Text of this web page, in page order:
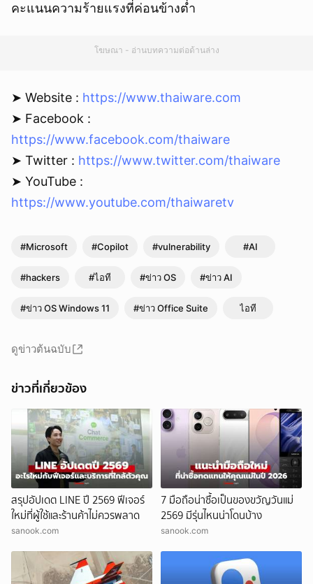
คะแนนความร้ายแรงที่ค่อนข้างต่ำ
โฆษณา - อ่านบทความต่อด้านล่าง
➤ Website : https://www.thaiware.com
➤ Facebook :
https://www.facebook.com/thaiware
➤ Twitter : https://www.twitter.com/thaiware
➤ YouTube :
https://www.youtube.com/thaiwaretv
#Microsoft #Copilot #vulnerability #AI
#hackers #ไอที #ข่าว OS #ข่าว AI
#ข่าว OS Windows 11 #ข่าว Office Suite ไอที
ดูข่าวต้นฉบับ
ข่าวที่เกี่ยวข้อง
สรุปอัปเดต LINE ปี 2569 ฟีเจอร์
ใหม่ที่ผู้ใช้และร้านค้าไม่ควรพลาด
sanook.com
7 มือถือน่าซื้อเป็นของขวัญวันแม่
2569 มีรุ่นไหนน่าโดนบ้าง
sanook.com
ยกเลิก